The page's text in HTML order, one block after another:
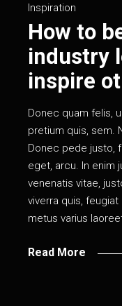
Inspiration
How to
industry
inspire
Donec quam felis,
pretium quis, sem.
Donec pede justo,
eget, arcu. In enim
venenatis vitae,
viverra quis, feugiat
metus varius
Read More